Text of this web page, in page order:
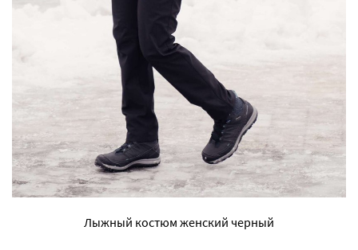
Лыжный костюм женский черный